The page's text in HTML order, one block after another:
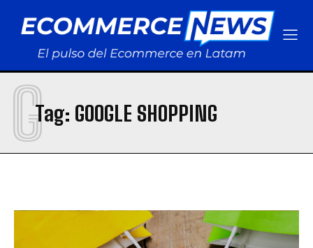
Tag: GOOGLE SHOPPING
G